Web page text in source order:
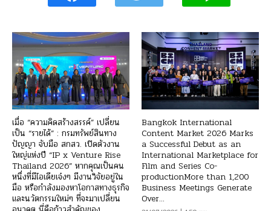
เมื่อ “ความคิดสร้างสรรค์” เปลี่ยน
เป็น “รายได้” : กรมทรัพย์สินทาง
ปัญญา จับมือ สกสว. เปิดตัวงาน
ใหญ่แห่งปี “IP x Venture Rise
Thailand 2026” หากคุณเป็นคน
หนึ่งที่มีไอเดียเจ๋งๆ มีงานวิจัยอยู่ใน
มือ หรือกำลังมองหาโอกาสทางธุรกิจ
และนวัตกรรมใหม่ๆ ที่จะมาเปลี่ยน
Bangkok International
Content Market 2026 Marks
a Successful Debut as an
International Marketplace for
Film and Series Co-
productionMore than 1,200
Business Meetings Generate
Over...